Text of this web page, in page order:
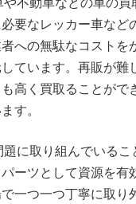
要なレッカー車など
への無駄なコストを
ています。再販が難
高く買取ることがで
す。
に取り組んでいるこ
ーツとして資源を有
一つ一つ丁寧に取り